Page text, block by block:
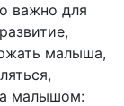
важно для
малыша,
малышом: